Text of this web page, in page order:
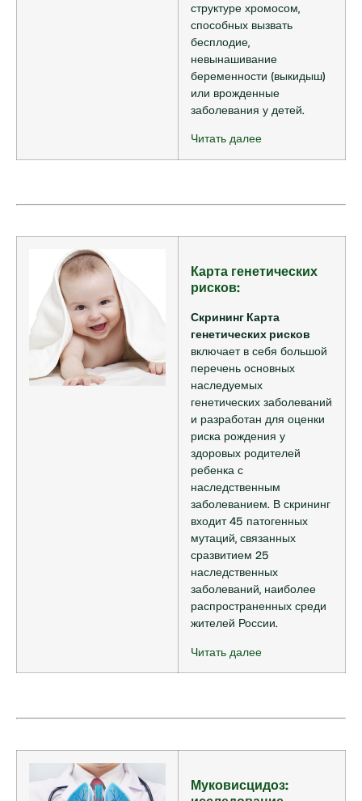
структуре хромосом,
способных вызвать
бесплодие,
невынашивание
беременности (выкидыш)
или врожденные
заболевания у детей.
Читать далее
Карта генетических
рисков:
Скрининг Карта
генетических рисков
включает в себя большой
перечень основных
наследуемых
генетических заболеваний
и разработан для оценки
риска рождения у
здоровых родителей
ребенка с
наследственным
заболеванием. В скрининг
входит 45 патогенных
мутаций, связанных
сразвитием 25
наследственных
заболеваний, наиболее
распространенных среди
жителей России.
Читать далее
Муковисцидоз: